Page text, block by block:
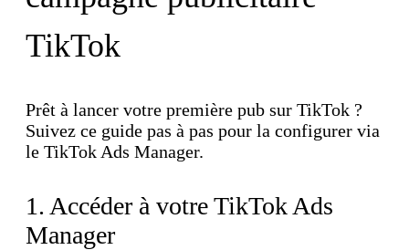
TikTok
Prêt à lancer votre première pub sur TikTok ?
Suivez ce guide pas à pas pour la configurer via
le TikTok Ads Manager.
1. Accéder à votre TikTok Ads
Manager